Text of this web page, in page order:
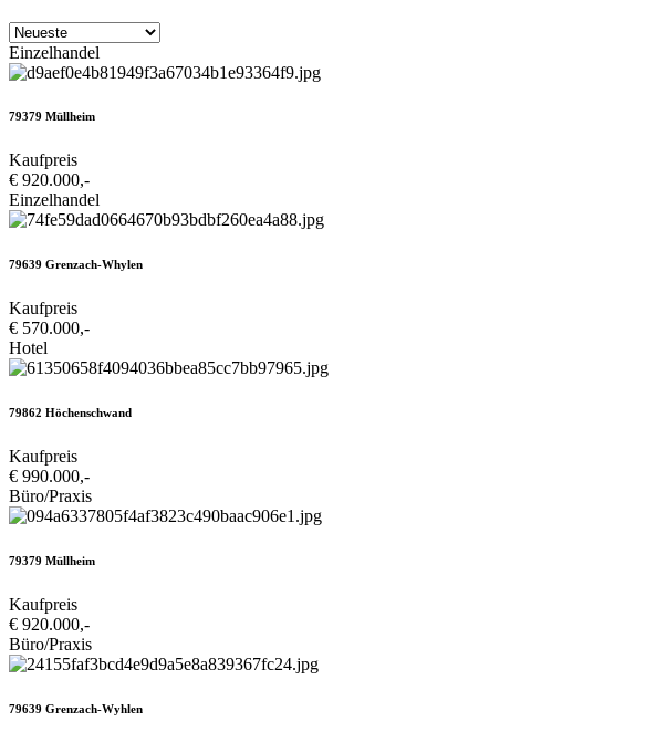
Einzelhandel
79379 Müllheim
Kaufpreis
€ 920.000,-
Einzelhandel
79639 Grenzach-Whylen
Kaufpreis
€ 570.000,-
Hotel
79862 Höchenschwand
Kaufpreis
€ 990.000,-
Büro/Praxis
79379 Müllheim
Kaufpreis
€ 920.000,-
Büro/Praxis
79639 Grenzach-Wyhlen